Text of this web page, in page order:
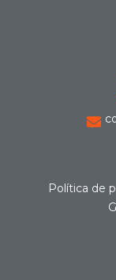
Política de